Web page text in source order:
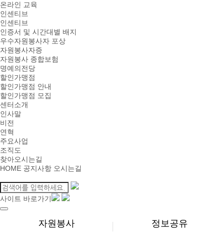
온라인 교육
인센티브
인센티브
인증서 및 시간대별 배지
우수자원봉사자 포상
자원봉사자증
자원봉사 종합보험
명예의전당
할인가맹점
할인가맹점 안내
할인가맹점 모집
센터소개
인사말
비전
연혁
주요사업
조직도
찾아오시는길
HOME 공지사항 오시는길
사이트 바로가기
자원봉사 정보공유